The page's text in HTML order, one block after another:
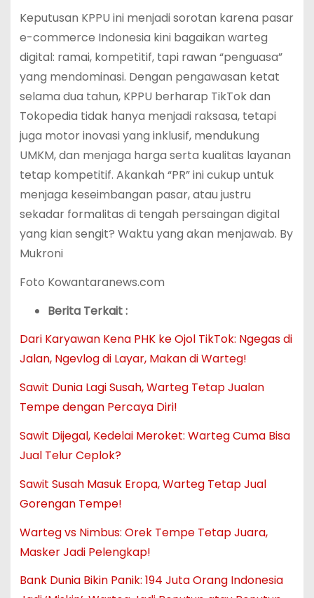
Keputusan KPPU ini menjadi sorotan karena pasar
e-commerce Indonesia kini bagaikan warteg
digital: ramai, kompetitif, tapi rawan “penguasa”
yang mendominasi. Dengan pengawasan ketat
selama dua tahun, KPPU berharap TikTok dan
Tokopedia tidak hanya menjadi raksasa, tetapi
juga motor inovasi yang inklusif, mendukung
UMKM, dan menjaga harga serta kualitas layanan
tetap kompetitif. Akankah “PR” ini cukup untuk
menjaga keseimbangan pasar, atau justru
sekadar formalitas di tengah persaingan digital
yang kian sengit? Waktu yang akan menjawab. By
Mukroni
Foto Kowantaranews.com
Berita Terkait :
Dari Karyawan Kena PHK ke Ojol TikTok: Ngegas di
Jalan, Ngevlog di Layar, Makan di Warteg!
Sawit Dunia Lagi Susah, Warteg Tetap Jualan
Tempe dengan Percaya Diri!
Sawit Dijegal, Kedelai Meroket: Warteg Cuma Bisa
Jual Telur Ceplok?
Sawit Susah Masuk Eropa, Warteg Tetap Jual
Gorengan Tempe!
Warteg vs Nimbus: Orek Tempe Tetap Juara,
Masker Jadi Pelengkap!
Bank Dunia Bikin Panik: 194 Juta Orang Indonesia